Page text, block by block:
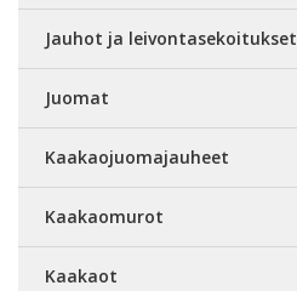
Jauhot ja leivontasekoitukset
Juomat
Kaakaojuomajauheet
Kaakaomurot
Kaakaot